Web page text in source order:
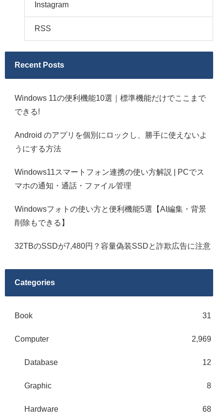
Instagram
RSS
Recent Posts
Windows 11の便利機能10選｜標準機能だけでここまで
できる!
Android のアプリを個別にロックし、勝手に使えないよ
うにする方法
Windows11スマートフォン連携の使い方解説 | PCでス
マホの通知・通話・ファイル管理
Windowsフォトの使い方と便利機能5選【AI編集・背景
削除もできる】
32TBのSSDが7,480円？容量偽装SSDと詐欺広告に注意
Categories
Book 31
Computer 2,969
Database 12
Graphic 8
Hardware 68